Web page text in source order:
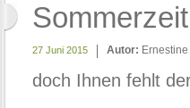
27 Juni 2015 Autor:
doch Ihnen fehlt